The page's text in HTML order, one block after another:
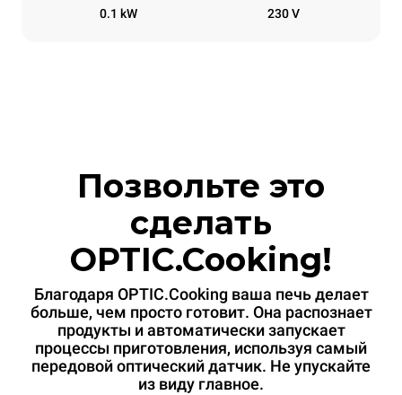
0.1 kW 230 V
Позвольте это
сделать
OPTIC.Cooking!
Благодаря OPTIC.Cooking ваша печь делает
больше, чем просто готовит. Она распознает
продукты и автоматически запускает
процессы приготовления, используя самый
передовой оптический датчик. Не упускайте
из виду главное.